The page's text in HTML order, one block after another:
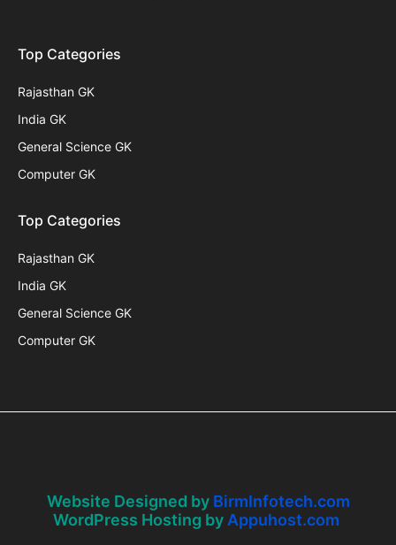
Top Categories
Rajasthan GK
India GK
General Science GK
Computer GK
Top Categories
Rajasthan GK
India GK
General Science GK
Computer GK
Website Designed by BirmInfotech.com
WordPress Hosting by Appuhost.com